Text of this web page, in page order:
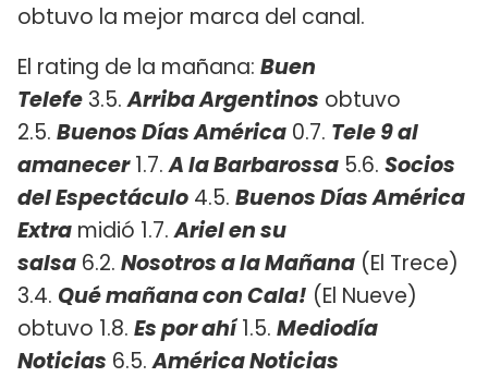
obtuvo la mejor marca del canal.
El rating de la mañana: Buen
Telefe 3.5.Arriba Argentinos obtuvo
2.5. Buenos Días América 0.7. Tele 9 al
amanecer1.7.A la Barbarossa 5.6. Socios
del Espectáculo 4.5. Buenos Días América
Extra midió 1.7.Ariel en su
salsa 6.2. Nosotros a la Mañana (El Trece)
3.4. Qué mañana con Cala! (El Nueve)
obtuvo 1.8. Es por ahí1.5. Mediodía
Noticias 6.5.América Noticias